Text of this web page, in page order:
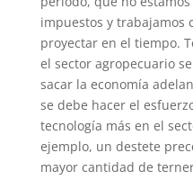
impuestos y
proyectar en el tiempo.
el sector agropecuario
sacar la economía
se debe hacer el
tecnología más en el
ejemplo, un destete
mayor cantidad de